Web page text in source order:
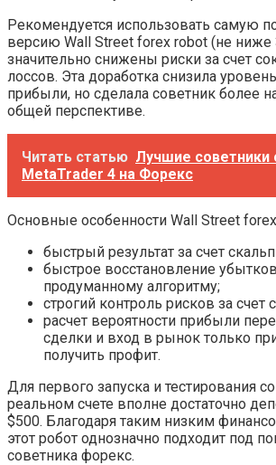
Рекомендуется использовать самую
версию Wall Street forex robot (не ниже
значительно снижены риски за счет
лоссов. Эта доработка снизила
прибыли, но сделала советник более
общей перспективе.
Читать статью Лучшие советники
MetaTrader 4 на Форекс
Основные особенности Wall Street
быстрый результат за счет
быстрое восстановление
продуманному алгоритму;
строгий контроль рисков за счет
расчет вероятности прибыли
сделки и вход в рынок только
получить профит.
Для первого запуска и тестирования
реальном счете вполне достаточно
$500. Благодаря таким низким
этот робот однозначно подходит под
советника форекс.